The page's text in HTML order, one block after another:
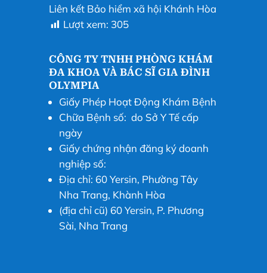
Liên kết Bảo hiểm xã hội Khánh Hòa
Lượt xem: 305
CÔNG TY TNHH PHÒNG KHÁM
ĐA KHOA VÀ BÁC SĨ GIA ĐÌNH
OLYMPIA
Giấy Phép Hoạt Động Khám Bệnh
Chữa Bệnh số: do Sở Y Tế cấp
ngày
Giấy chứng nhận đăng ký doanh
nghiệp số:
Địa chỉ: 60 Yersin, Phường Tây
Nha Trang, Khành Hòa
(địa chỉ cũ) 60 Yersin, P. Phương
Sài, Nha Trang